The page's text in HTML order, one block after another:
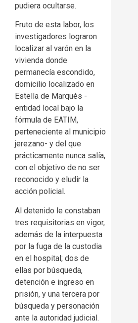
pudiera ocultarse.
Fruto de esta labor, los
investigadores lograron
localizar al varón en la
vivienda donde
permanecía escondido,
domicilio localizado en
Estella de Marqués -
entidad local bajo la
fórmula de EATIM,
perteneciente al municipio
jerezano- y del que
prácticamente nunca salía,
con el objetivo de no ser
reconocido y eludir la
acción policial.
Al detenido le constaban
tres requisitorias en vigor,
además de la interpuesta
por la fuga de la custodia
en el hospital; dos de
ellas por búsqueda,
detención e ingreso en
prisión, y una tercera por
búsqueda y personación
ante la autoridad judicial.